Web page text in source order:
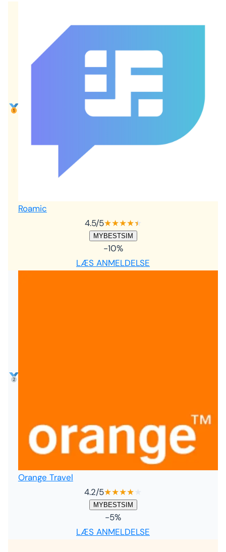
Roamic
4.5/5★★★★★
★
MYBESTSIM
-10%
LÆS ANMELDELSE
Orange Travel
4.2/5★★★★
MYBESTSIM
-5%
LÆS ANMELDELSE